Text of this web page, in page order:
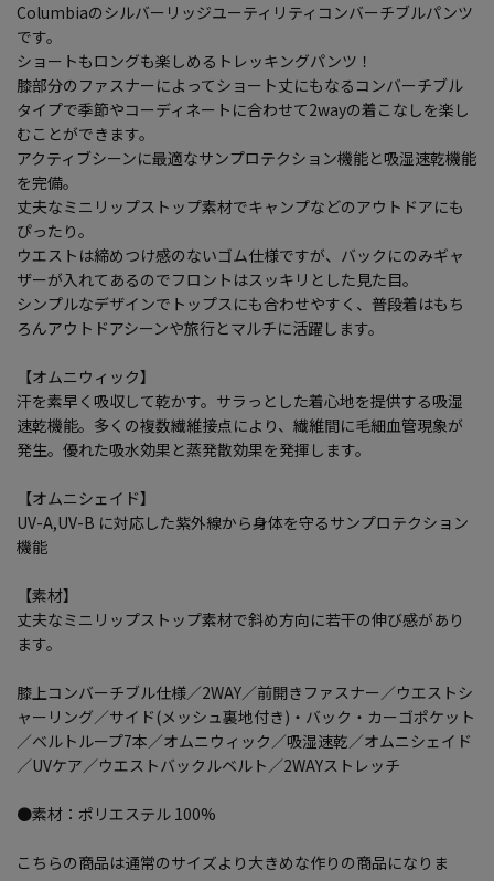
Columbiaのシルバーリッジユーティリティコンバーチブルパンツ
です。
ショートもロングも楽しめるトレッキングパンツ！
膝部分のファスナーによってショート丈にもなるコンバーチブル
タイプで季節やコーディネートに合わせて2wayの着こなしを楽し
むことができます。
アクティブシーンに最適なサンプロテクション機能と吸湿速乾機能
を完備。
丈夫なミニリップストップ素材でキャンプなどのアウトドアにも
ぴったり。
ウエストは締めつけ感のないゴム仕様ですが、バックにのみギャ
ザーが入れてあるのでフロントはスッキリとした見た目。
シンプルなデザインでトップスにも合わせやすく、普段着はもち
ろんアウトドアシーンや旅行とマルチに活躍します。
【オムニウィック】
汗を素早く吸収して乾かす。サラっとした着心地を提供する吸湿
速乾機能。多くの複数繊維接点により、繊維間に毛細血管現象が
発生。優れた吸水効果と蒸発散効果を発揮します。
【オムニシェイド】
UV-A,UV-B に対応した紫外線から身体を守るサンプロテクション
機能
【素材】
丈夫なミニリップストップ素材で斜め方向に若干の伸び感があり
ます。
膝上コンバーチブル仕様／2WAY／前開きファスナー／ウエストシ
ャーリング／サイド(メッシュ裏地付き)・バック・カーゴポケット
／ベルトループ7本／オムニウィック／吸湿速乾／オムニシェイド
／UVケア／ウエストバックルベルト／2WAYストレッチ
●素材：ポリエステル 100%
こちらの商品は通常のサイズより大きめな作りの商品になりま